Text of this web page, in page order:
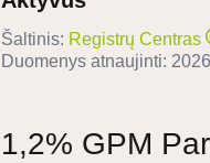
Šaltinis: Registrų Centras
Duomenys atnaujinti:
1,2% GPM